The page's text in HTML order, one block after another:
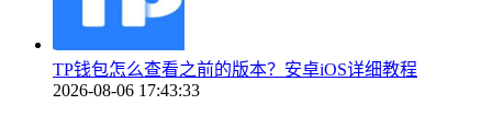
TP钱包怎么查看之前的版本？安卓iOS详细教程
2026-08-06 17:43:33